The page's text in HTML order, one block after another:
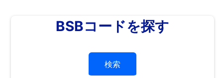
BSBコードを探す
検索